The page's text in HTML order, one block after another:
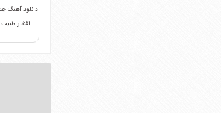
دانلود آهنگ
افشار طبیب